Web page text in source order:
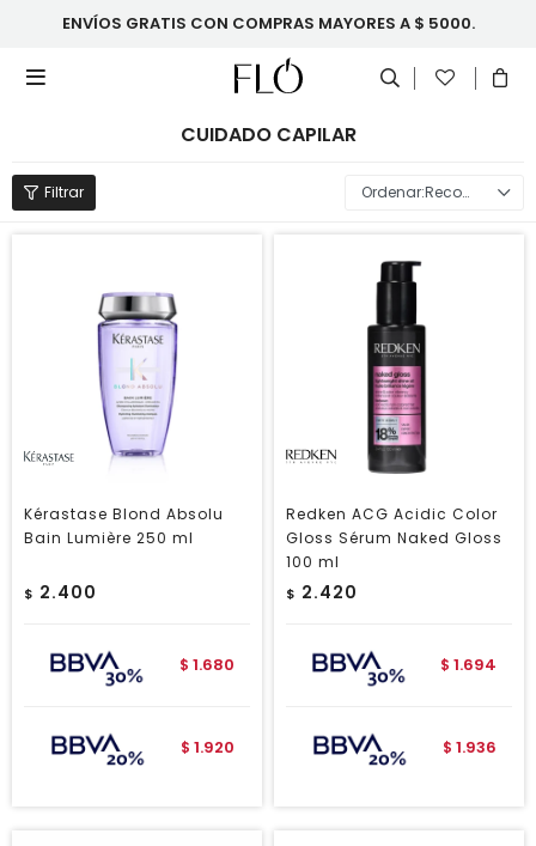
ENVÍOS GRATIS CON COMPRAS MAYORES A $ 5000.

CUIDADO CAPILAR
Recomendados
Kérastase Blond Absolu
Bain Lumière 250 ml
$ 2.400
$ 1.680
$ 1.920
Redken ACG Acidic Color
Gloss Sérum Naked Gloss
100 ml
$ 2.420
$ 1.694
$ 1.936